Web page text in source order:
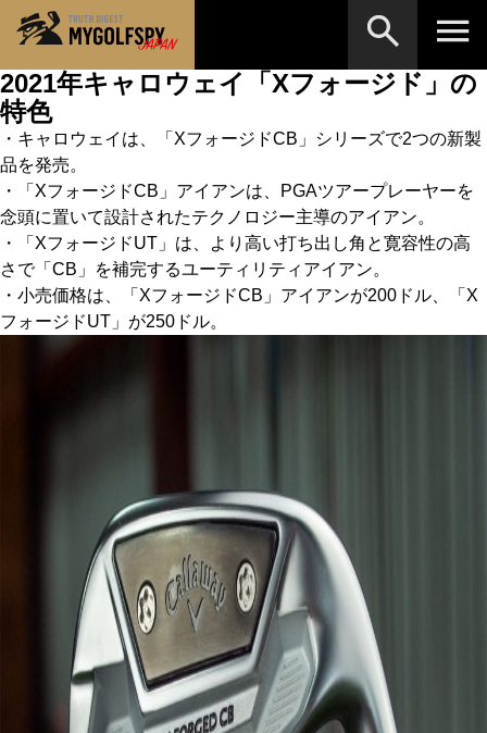
2021年キャロウェイ「Xフォージド」の
特色
・キャロウェイは、「XフォージドCB」シリーズで2つの新製
品を発売。
・「XフォージドCB」アイアンは、PGAツアープレーヤーを
念頭に置いて設計されたテクノロジー主導のアイアン。
・「XフォージドUT」は、より高い打ち出し角と寛容性の高
さで「CB」を補完するユーティリティアイアン。
・小売価格は、「XフォージドCB」アイアンが200ドル、「X
フォージドUT」が250ドル。
MOST WANTED
NEW RELEASES
HOW TO ゴルフ上達・実践テクニック
LAB テスト・データ検証
Golf News ゴルフニュース
REVIEWS
アイアン
WEDGES ウェッジ
PUTTERS パター
OTHER その他
Editor’s Picks 編集部のおすすめ
※メーカー名やクラブ名など、検索したい事柄を入
力してください。
検索